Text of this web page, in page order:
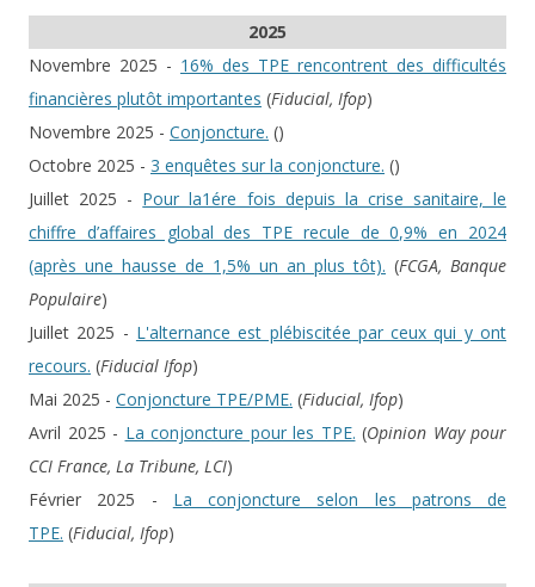
2025
Novembre 2025 - 16% des TPE rencontrent des difficultés
financières plutôt importantes (Fiducial, Ifop)
Novembre 2025 - Conjoncture. ()
Octobre 2025 - 3 enquêtes sur la conjoncture. ()
Juillet 2025 - Pour la1ére fois depuis la crise sanitaire, le
chiffre d’affaires global des TPE recule de 0,9% en 2024
(après une hausse de 1,5% un an plus tôt). (FCGA, Banque
Populaire)
Juillet 2025 - L'alternance est plébiscitée par ceux qui y ont
recours. (Fiducial Ifop)
Mai 2025 - Conjoncture TPE/PME. (Fiducial, Ifop)
Avril 2025 - La conjoncture pour les TPE. (Opinion Way pour
CCI France, La Tribune, LCI)
Février 2025 - La conjoncture selon les patrons de
TPE. (Fiducial, Ifop)